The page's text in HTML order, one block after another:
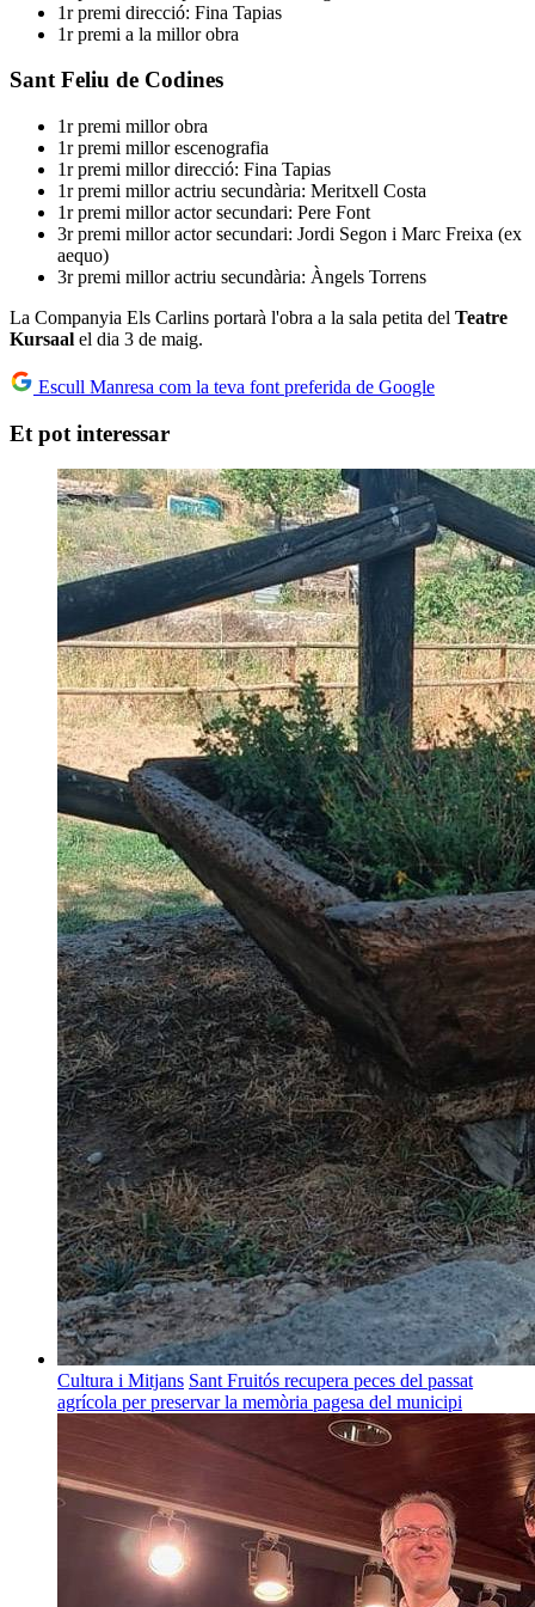
1r premi direcció: Fina Tapias
1r premi a la millor obra
Sant Feliu de Codines
1r premi millor obra
1r premi millor escenografia
1r premi millor direcció: Fina Tapias
1r premi millor actriu secundària: Meritxell Costa
1r premi millor actor secundari: Pere Font
3r premi millor actor secundari: Jordi Segon i Marc Freixa (ex
aequo)
3r premi millor actriu secundària: Àngels Torrens
La Companyia Els Carlins portarà l'obra a la sala petita del Teatre
Kursaal el dia 3 de maig.
Escull Manresa com la teva font preferida de Google
Et pot interessar
Cultura i Mitjans Sant Fruitós recupera peces del passat
agrícola per preservar la memòria pagesa del municipi